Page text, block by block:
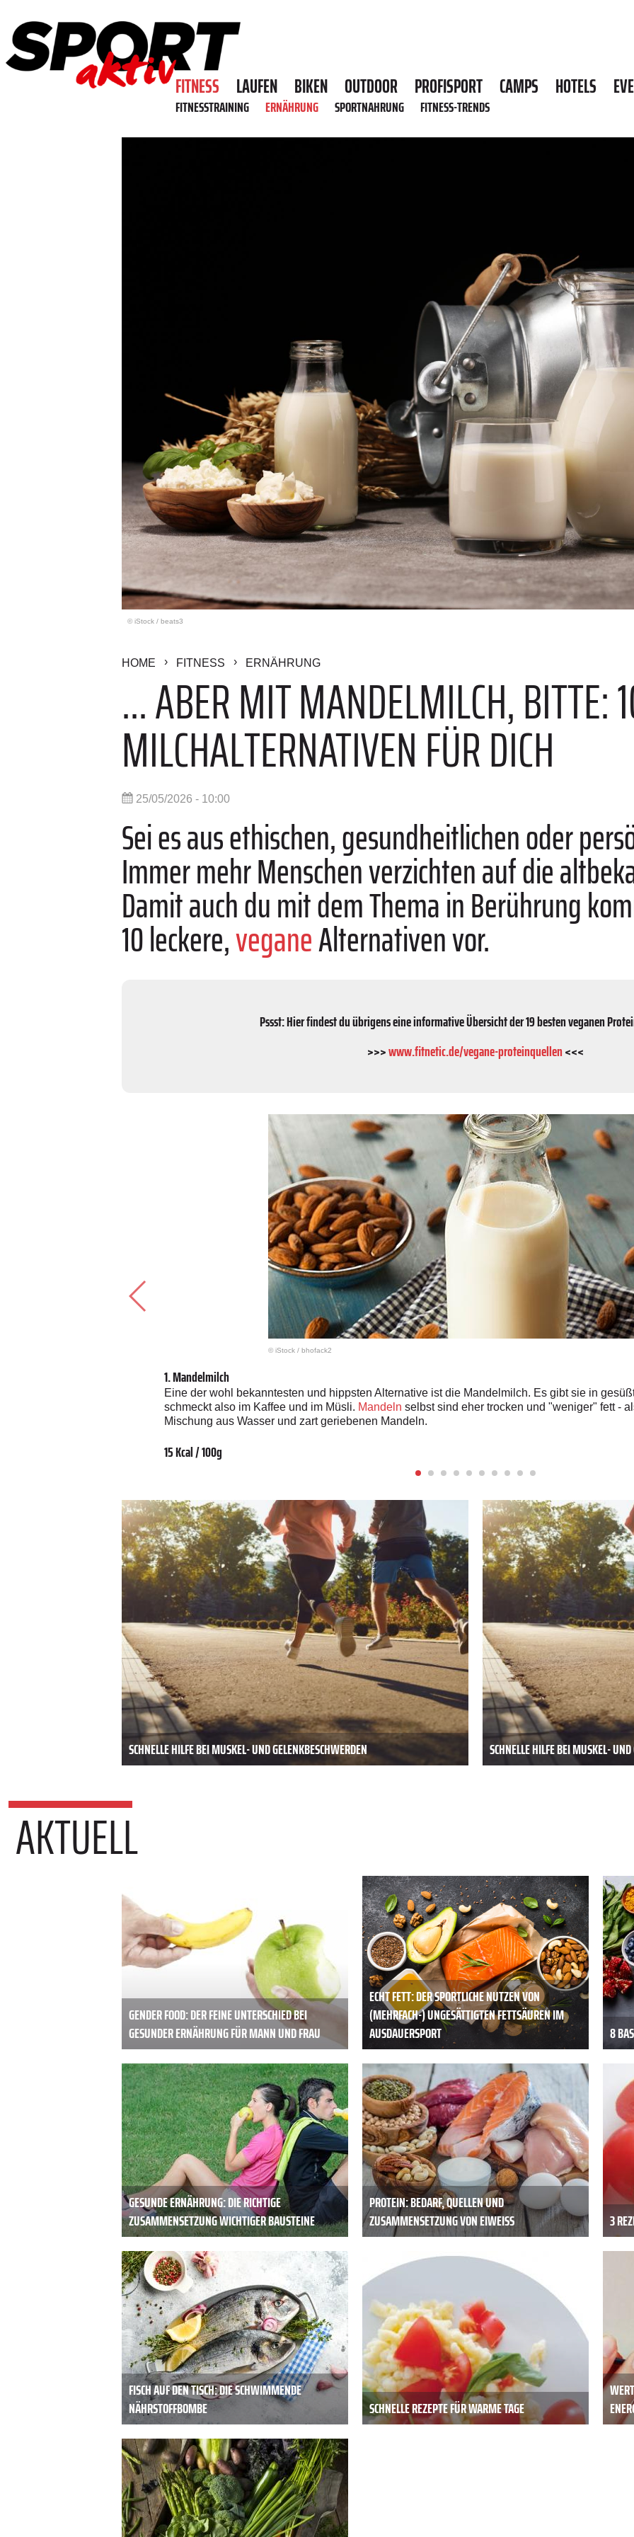
FITNESS LAUFEN BIKEN OUTDOOR PROFISPORT CAMPS HOTELS
FITNESSTRAINING ERNÄHRUNG SPORTNAHRUNG FITNESS-TRENDS
© iStock / beats3
HOME FITNESS ERNÄHRUNG
... ABER MIT MANDELMILCH, BITTE:
MILCHALTERNATIVEN FÜR DICH
25/05/2026 - 10:00
Sei es aus ethischen, gesundheitlichen oder
Immer mehr Menschen verzichten auf die
Damit auch du mit dem Thema in Berührung
10 leckere,veganeAlternativen vor.
Pssst: Hier findest du übrigens eine informative Übersicht der 19 besten veganen
>>>www.fitnetic.de/vegane-proteinquellen<<<
© iStock / bhofack2
1. Mandelmilch
Eine der wohl bekanntesten und hippsten Alternative ist die Mandelmilch. Es gibt sie in
schmeckt also im Kaffee und im Müsli. Mandeln selbst sind eher trocken und "weniger" fett -
Mischung aus Wasser und zart geriebenen Mandeln.
15 Kcal / 100g
SCHNELLE HILFE BEI MUSKEL- UND GELENKBESCHWERDEN SCHNELLE HILFE BEI MUSKEL-
AKTUELL
GENDER FOOD: DER FEINE UNTERSCHIED BEI
GESUNDER ERNÄHRUNG FÜR MANN UND FRAU
ECHT FETT: DER SPORTLICHE NUTZEN VON
(MEHRFACH-) UNGESÄTTIGTEN FETTSÄUREN IM
AUSDAUERSPORT
8
GESUNDE ERNÄHRUNG: DIE RICHTIGE
ZUSAMMENSETZUNG WICHTIGER BAUSTEINE
PROTEIN: BEDARF, QUELLEN UND
ZUSAMMENSETZUNG VON EIWEISS
3
FISCH AUF DEN TISCH: DIE SCHWIMMENDE
NÄHRSTOFFBOMBE
SCHNELLE REZEPTE FÜR WARME TAGE